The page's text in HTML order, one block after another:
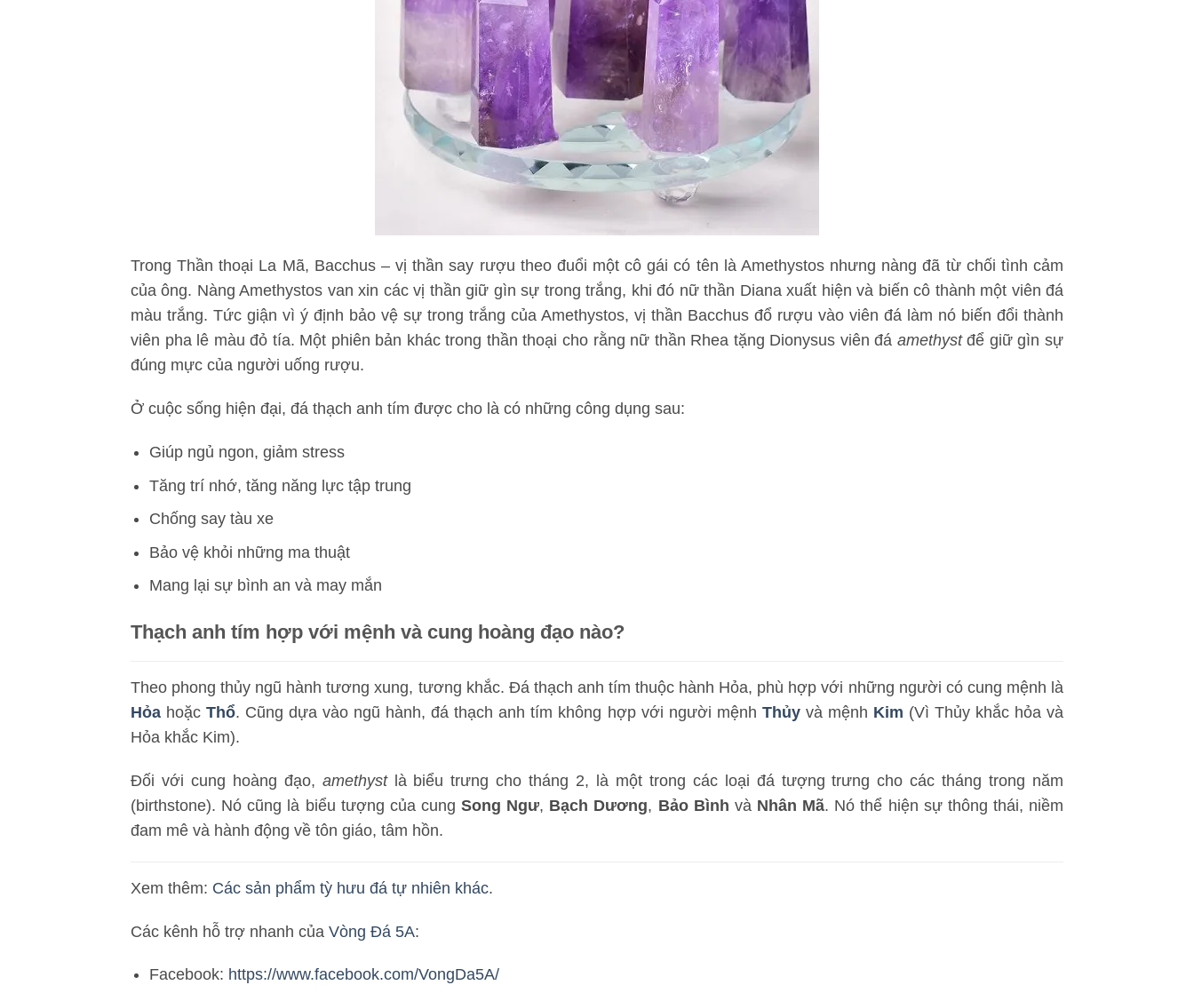
Trong Thần thoại La Mã, Bacchus – vị thần say rượu theo đuổi một cô gái có tên là Amethystos nhưng nàng đã từ chối tình cảm
của ông. Nàng Amethystos van xin các vị thần giữ gìn sự trong trắng, khi đó nữ thần Diana xuất hiện và biến cô thành một viên đá
màu trắng. Tức giận vì ý định bảo vệ sự trong trắng của Amethystos, vị thần Bacchus đổ rượu vào viên đá làm nó biến đổi thành
viên pha lê màu đỏ tía. Một phiên bản khác trong thần thoại cho rằng nữ thần Rhea tặng Dionysus viên đá amethystđể giữ gìn sự
đúng mực của người uống rượu.
Ở cuộc sống hiện đại, đá thạch anh tím được cho là có những công dụng sau:
Giúp ngủ ngon, giảm stress
Tăng trí nhớ, tăng năng lực tập trung
Chống say tàu xe
Bảo vệ khỏi những ma thuật
Mang lại sự bình an và may mắn
Thạch anh tím hợp với mệnh và cung hoàng đạo nào?
Theo phong thủy ngũ hành tương xung, tương khắc. Đá thạch anh tím thuộc hành Hỏa, phù hợp với những người có cung mệnh là
Hỏa hoặcThổ. Cũng dựa vào ngũ hành, đá thạch anh tím không hợp với người mệnh Thủy và mệnh Kim (Vì Thủy khắc hỏa và
Hỏa khắc Kim).
Đối với cung hoàng đạo, amethyst là biểu trưng cho tháng 2, là một trong các loại đá tượng trưng cho các tháng trong năm
(birthstone). Nó cũng là biểu tượng của cungSong Ngư, Bạch Dương, Bảo Bình và Nhân Mã. Nó thể hiện sự thông thái, niềm
đam mê và hành động về tôn giáo, tâm hồn.
Xem thêm: Các sản phẩm tỳ hưu đá tự nhiên khác.
Các kênh hỗ trợ nhanh của Vòng Đá 5A:
Facebook: https://www.facebook.com/VongDa5A/